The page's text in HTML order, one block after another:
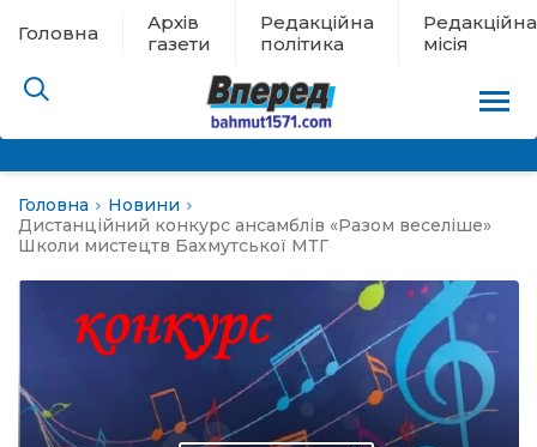
Головна
Архів
газети
Редакційна
політика
Редакційна
місія
евакуації
новини
Головна
Новини
Дистанційний конкурс ансамблів «Разом веселіше»
Школи мистецтв Бахмутської МТГ